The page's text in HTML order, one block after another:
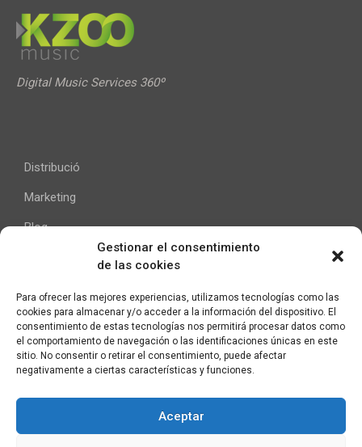
Gestionar el consentimiento
de las cookies
Para ofrecer las mejores experiencias, utilizamos tecnologías como las
cookies para almacenar y/o acceder a la información del dispositivo. El
consentimiento de estas tecnologías nos permitirá procesar datos como
el comportamiento de navegación o las identificaciones únicas en este
sitio. No consentir o retirar el consentimiento, puede afectar
negativamente a ciertas características y funciones.
Aceptar
Digital Music Services 360º
Distribució
Marketing
Blog
Ajuda
Contacte
Avís Legal